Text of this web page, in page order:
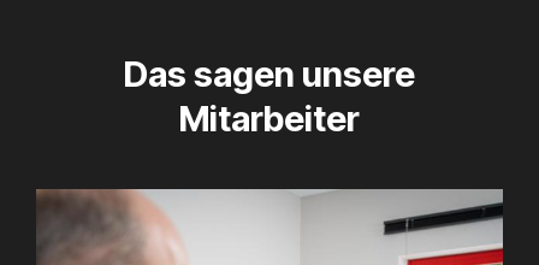
Das sagen unsere
Mitarbeiter